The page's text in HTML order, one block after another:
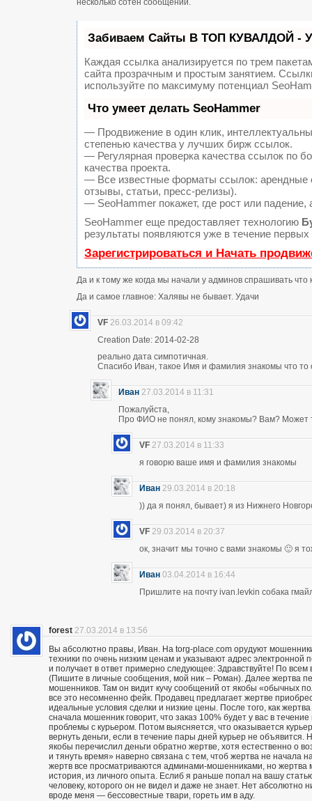
Забиваем Сайты В ТОП КУВАЛДОЙ -
Каждая ссылка анализируется по трем
сайта прозрачным и простым занятием.
используйте по максимуму потенциал
Что умеет делать SeoHammer
— Продвижение в один клик,
степенью качества у лучших бирж ссылок.
— Регулярная проверка качества ссылок по
качества проекта.
— Все известные форматы ссылок: арендные
отзывы, статьи, пресс-релизы).
— SeoHammer покажет, где рост или
SeoHammer еще предоставляет технологию
результаты появляются уже в течение первых
Зарегистрироваться и Начать
Да и к тому же когда мы начали у админов спрашивать что
Да и самое главное: Халявы не бывает. Удачи
VF 26.03.2014 в 09:42
Creation Date: 2014-02-28
реально дата симпотичная.
Спасибо Иван, такое Имя и фамилия знакомы что то
Иван 27.03.2014 в 11:31
Пожалуйста,
Про ФИО не понял, кому знакомы? Вам? Может
VF 27.03.2014 в 11:33
я говорю ваше имя и фамилия знакомы
Иван 29.03.2014 в 20:18
)) да я понял, бывает) я из Нижнего
VF 29.03.2014 в 20:37
ок, значит мы точно с вами знакомы 🙂 я
Иван 03.04.2014 в 16:44
Пришлите на почту ivan.levkin собака
forest 27.03.2014 в 13:56
Вы абсолютно правы, Иван. На torg-place.com орудуют
техники по очень низким ценам и указывают адрес
и получает в ответ примерно следующее: Здравствуйте! По
(Пишите в личные сообщения, мой ник – Роман). Далее жертва
мошенников. Там он видит кучу сообщений от якобы «обычных
все это несомненно фейк. Продавец предлагает жертве
идеальные условия сделки и низкие цены. После того, как
сначала мошенник говорит, что заказ 100% будет у вас в
проблемы с курьером. Потом выясняется, что оказывается
вернуть деньги, если в течение пары дней курьер не
якобы перечислил деньги обратно жертве, хотя естественно о
и тянуть время» наверно связана с тем, чтоб жертва не начала
жертв все просматриваются админами-мошенниками, но жертва
история, из личного опыта. Еслиб я раньше попал на вашу
человеку, которого он не видел и даже не знает. Нет
вроде меня — бессовестные твари, гореть им в аду.